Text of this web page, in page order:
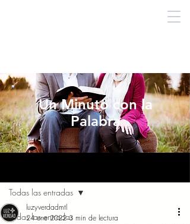
Un Minuto con la
Palabra
Todas las entradas
Todas las entradas
luzyverdadmtl
24 ene 2022 3 min de lectura